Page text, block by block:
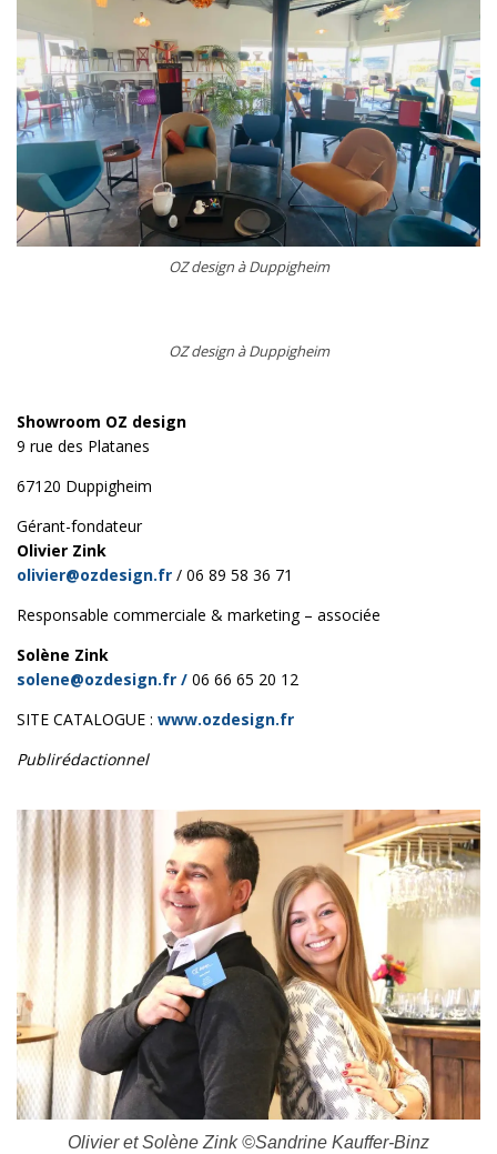
OZ design à Duppigheim
OZ design à Duppigheim
Showroom OZ design
9 rue des Platanes
67120 Duppigheim
Gérant-fondateur
Olivier Zink
olivier@ozdesign.fr / 06 89 58 36 71
Responsable commerciale & marketing – associée
Solène Zink
solene@ozdesign.fr / 06 66 65 20 12
SITE CATALOGUE : www.ozdesign.fr
Publirédactionnel
Olivier et Solène Zink ©Sandrine Kauffer-Binz